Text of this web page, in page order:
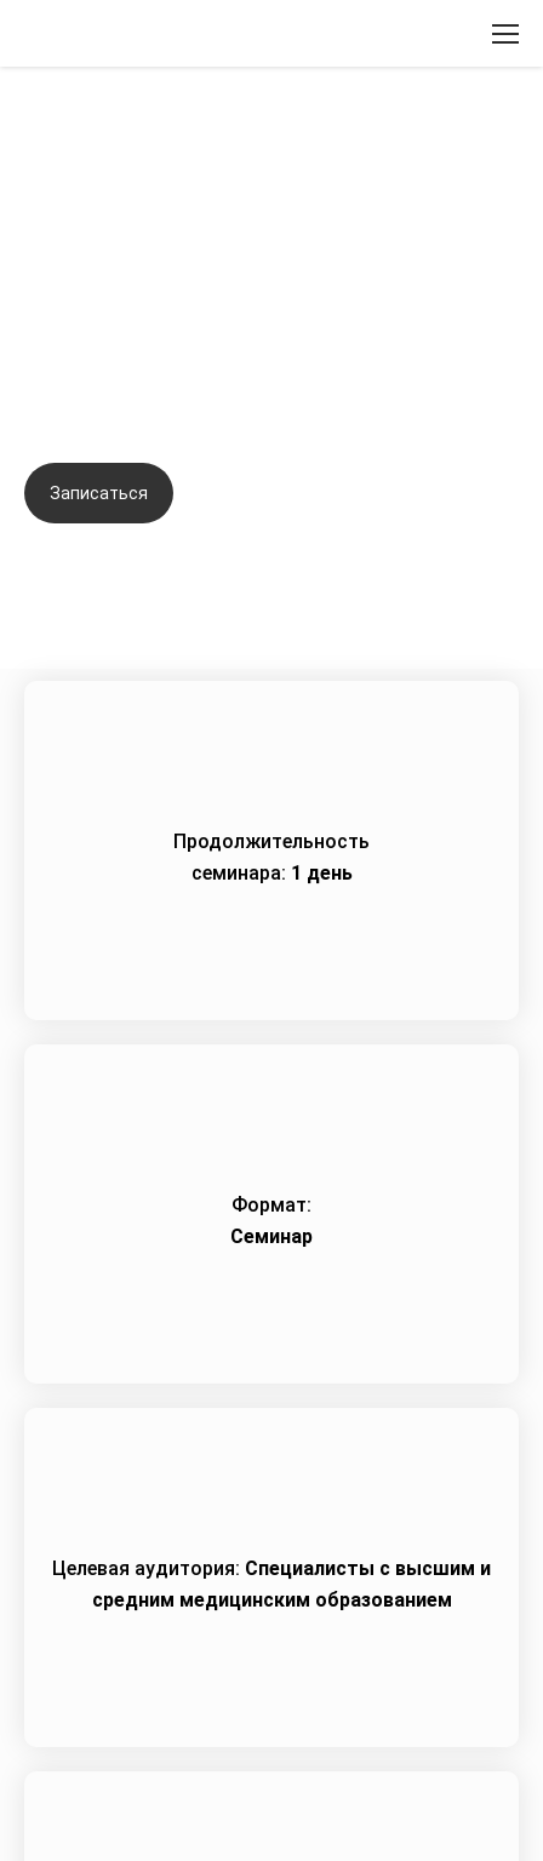
Записаться
Продолжительность
семинара: 1 день
Формат:
Семинар
Целевая аудитория: Специалисты с высшим и
средним медицинским образованием